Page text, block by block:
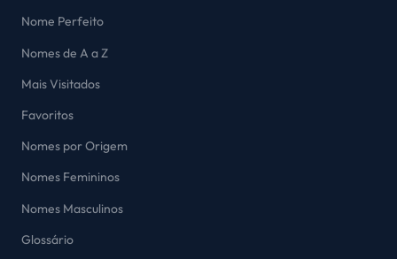
Nome Perfeito
Nomes de A a Z
Mais Visitados
Favoritos
Nomes por Origem
Nomes Femininos
Nomes Masculinos
Glossário